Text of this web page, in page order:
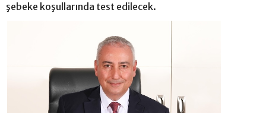
şebeke koşullarında test edilecek.